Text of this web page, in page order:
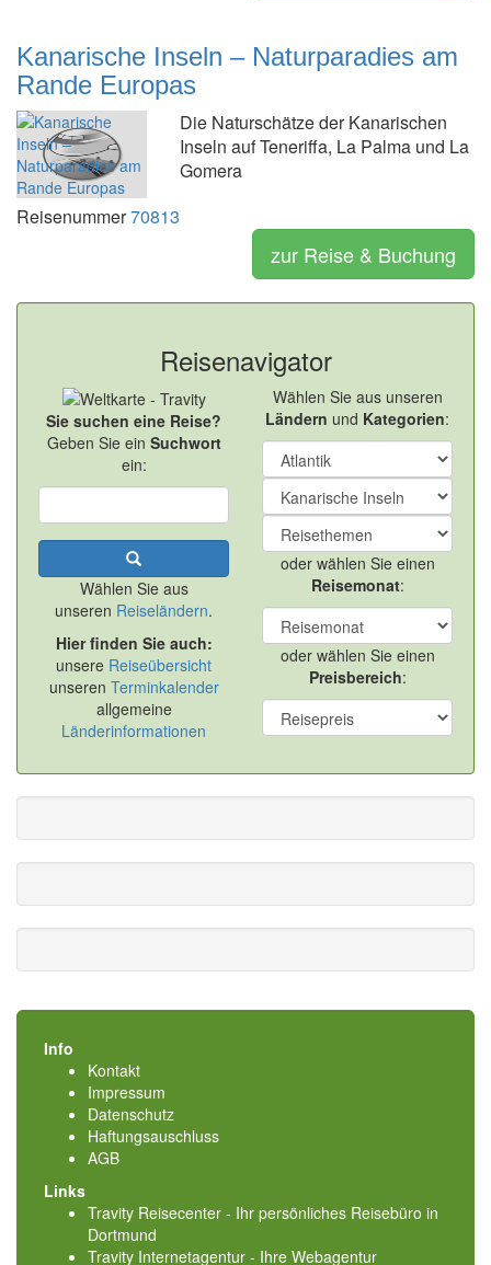
Kanarische Inseln – Naturparadies am
Rande Europas
Die Naturschätze der Kanarischen
Inseln auf Teneriffa, La Palma und La
Gomera
Reisenummer70813
zur Reise & Buchung
Reisenavigator
Sie suchen eine Reise?
Geben Sie ein Suchwort
ein:
Wählen Sie aus
unseren Reiseländern.
Hier finden Sie auch:
unsere Reiseübersicht
unseren Terminkalender
allgemeine
Länderinformationen
Wählen Sie aus unseren
Ländern und Kategorien:
oder wählen Sie einen
Reisemonat:
oder wählen Sie einen
Preisbereich:
Info
Kontakt
Impressum
Datenschutz
Haftungsauschluss
AGB
Links
Travity Reisecenter - Ihr persönliches Reisebüro in
Dortmund
Travity Internetagentur - Ihre Webagentur